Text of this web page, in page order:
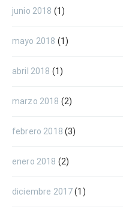
junio 2018 (1)
mayo 2018 (1)
abril 2018 (1)
marzo 2018 (2)
febrero 2018 (3)
enero 2018 (2)
diciembre 2017(1)